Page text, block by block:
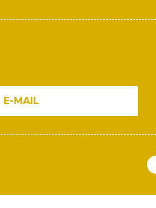
E-MAIL